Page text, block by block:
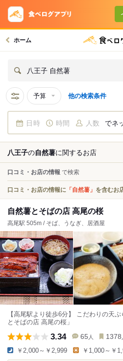
ホーム
八王子 自然薯
予算 他の検索条件
日時 時間 人数 でネ
八王子の自然薯に関するお店
口コミ・お店の情報 で検索
口コミ・お店の情報に 「自然薯」 を含むお
自然薯とそばの店 高尾の桜
高尾駅 505m / そば、うなぎ、居酒屋
【高尾駅より徒歩6分】 こだわりの天
とそばの店 高尾の桜」
3.34 65 人 1378
￥2,000～￥2,999 ￥1,000～￥